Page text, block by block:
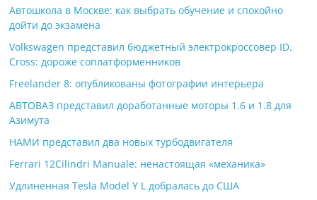
Автошкола в Москве: как выбрать обучение и спокойно
дойти до экзамена
Volkswagen представил бюджетный электрокроссовер ID.
Cross: дороже соплатформенников
Freelander 8: опубликованы фотографии интерьера
АВТОВАЗ представил доработанные моторы 1.6 и 1.8 для
Азимута
НАМИ представил два новых турбодвигателя
Ferrari 12Cilindri Manuale: ненастоящая «механика»
Удлиненная Tesla Model Y L добралась до США